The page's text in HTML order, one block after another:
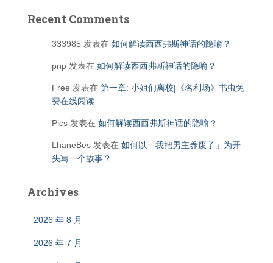
Recent Comments
333985 发表在 如何解读西西弗斯神话的隐喻？
pnp 发表在 如何解读西西弗斯神话的隐喻？
Free 发表在 第一章: 小姐们离校|《名利场》书虫免
费在线阅读
Pics 发表在 如何解读西西弗斯神话的隐喻？
LhaneBes 发表在 如何以「我把男主养废了」为开
头写一个故事？
Archives
2026 年 8 月
2026 年 7 月